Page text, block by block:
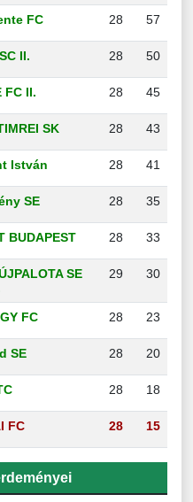
FC 28 57
II. 28 50
FC II. 28 45
SK 28 43
István 28 41
SE 28 35
BUDAPEST 28 33
SE
29 30
FC 28 23
SE 28 20
28 18
FC 28 15